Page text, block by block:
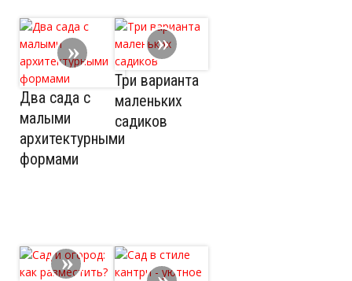
Два сада с
малыми
архитектурными
формами
Три варианта
маленьких
садиков